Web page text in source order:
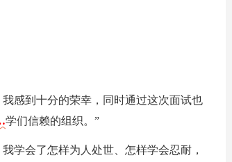
感到十分的荣幸，同时通过这次面试也
学们信赖的组织。”
学会了怎样为人处世、怎样学会忍耐，